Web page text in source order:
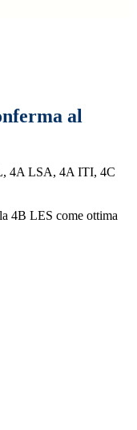
al
4A LSA, 4A ITI, 4C
4B LES come ottima